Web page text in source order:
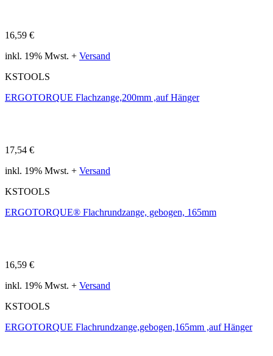
16,59 €
inkl. 19% Mwst. + Versand
KSTOOLS
ERGOTORQUE Flachzange,200mm ,auf Hänger
17,54 €
inkl. 19% Mwst. + Versand
KSTOOLS
ERGOTORQUE® Flachrundzange, gebogen, 165mm
16,59 €
inkl. 19% Mwst. + Versand
KSTOOLS
ERGOTORQUE Flachrundzange,gebogen,165mm ,auf Hänger